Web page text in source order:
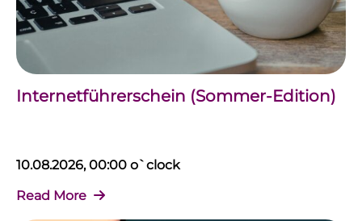
Internetführerschein (Sommer-Edition)
10.08.2026, 00:00 o`clock
Read More